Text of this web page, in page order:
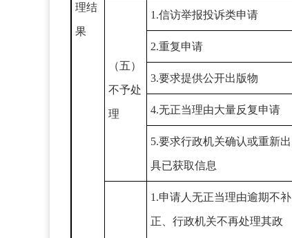
理结
果
（五）
不予处
理
1.信访举报投诉类申请
2.重复申请
3.要求提供公开出版物
4.无正当理由大量反复申请
5.要求行政机关确认或重新出
具已获取信息
1.申请人无正当理由逾期不补
正、行政机关不再处理其政